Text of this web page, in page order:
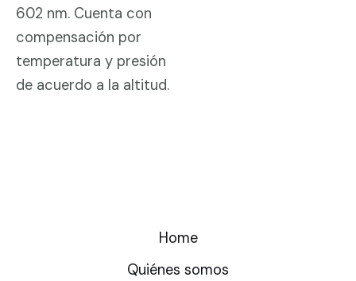
602 nm. Cuenta con
compensación por
temperatura y presión
de acuerdo a la altitud.
Home
Quiénes somos